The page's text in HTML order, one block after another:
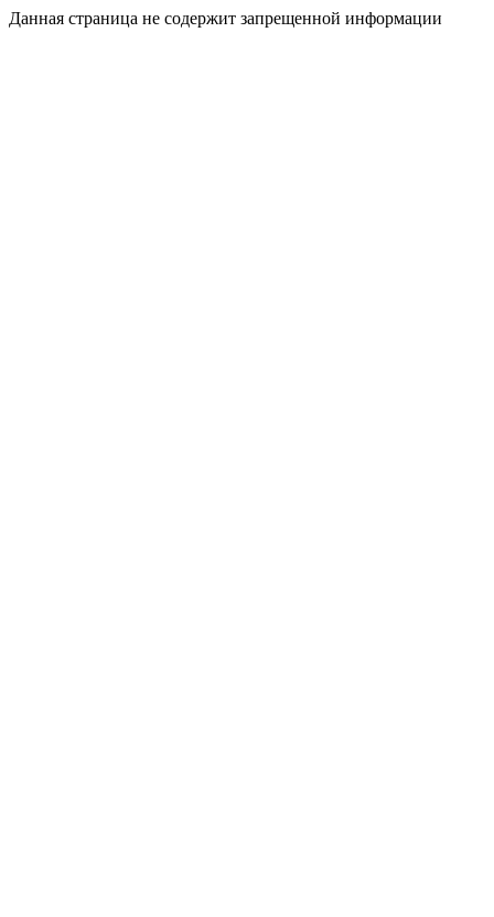
Данная страница не содержит запрещенной информации